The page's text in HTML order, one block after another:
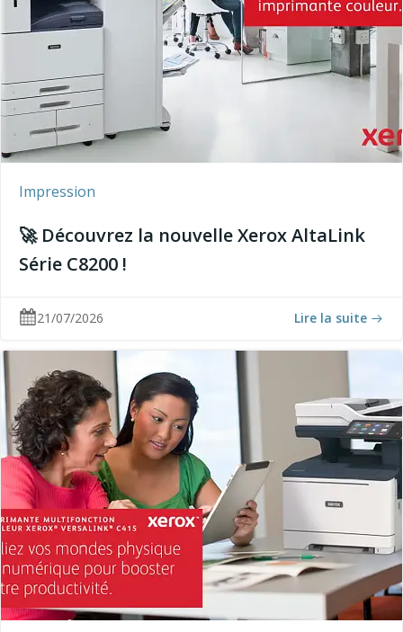
Impression
🚀 Découvrez la nouvelle Xerox AltaLink
Série C8200 !
21/07/2026 Lire la suite